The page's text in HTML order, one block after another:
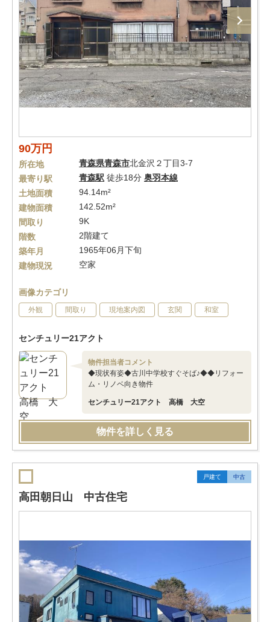
90万円
所在地 青森県青森市北金沢２丁目3-7
最寄り駅
青森駅 徒歩18分 奥羽本線
土地面積
94.14m²
建物面積
142.52m²
間取り
9K
階数
2階建て
築年月
1965年06月下旬
建物現況
空家
画像カテゴリ
外観 間取り 現地案内図 玄関 和室
センチュリー21アクト
物件担当者コメント
◆現状有姿◆古川中学校すぐそば♪◆◆リフォー
ム・リノベ向き物件
センチュリー21アクト 高橋 大空
物件を詳しく見る
戸建て 中古
高田朝日山 中古住宅